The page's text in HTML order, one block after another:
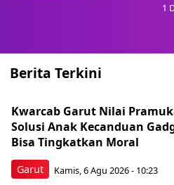
1
Berita Terkini
Garut
Kwarcab Garut Nilai
Solusi Anak Kecanduan
Bisa Tingkatkan Moral
Kamis, 6 Agu 2026 - 10:23